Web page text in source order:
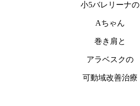
小5バレリーナの
Aちゃん
巻き肩と
アラベスクの
可動域改善治療